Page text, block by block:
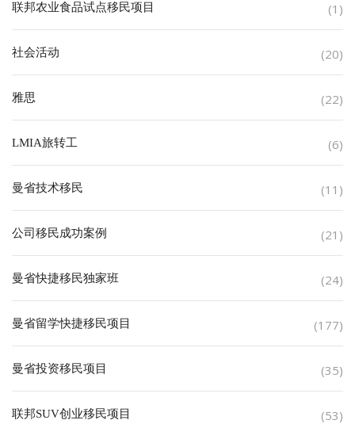
联邦农业食品试点移民项目 (1)
社会活动 (20)
雅思 (22)
LMIA旅转工 (6)
曼省技术移民 (11)
公司移民成功案例 (21)
曼省快捷移民独家班 (24)
曼省留学快捷移民项目 (177)
曼省投资移民项目 (35)
联邦SUV创业移民项目 (53)